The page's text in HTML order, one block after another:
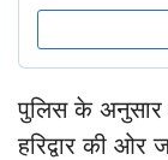
पुलिस के अनुसार
हरिद्वार की ओर